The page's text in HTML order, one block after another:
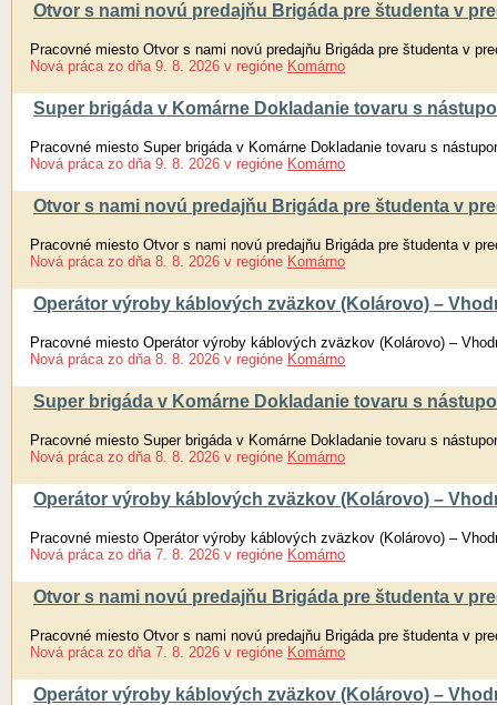
Otvor s nami novú predajňu Brigáda pre študenta v
Pracovné miesto Otvor s nami novú predajňu Brigáda pre študenta v
Nová práca zo dňa 9. 8. 2026 v regióne Komárno
Super brigáda v Komárne Dokladanie tovaru s
Pracovné miesto Super brigáda v Komárne Dokladanie tovaru s
Nová práca zo dňa 9. 8. 2026 v regióne Komárno
Otvor s nami novú predajňu Brigáda pre študenta v
Pracovné miesto Otvor s nami novú predajňu Brigáda pre študenta v
Nová práca zo dňa 8. 8. 2026 v regióne Komárno
Operátor výroby káblových zväzkov (Kolárovo) –
Pracovné miesto Operátor výroby káblových zväzkov (Kolárovo) –
Nová práca zo dňa 8. 8. 2026 v regióne Komárno
Super brigáda v Komárne Dokladanie tovaru s
Pracovné miesto Super brigáda v Komárne Dokladanie tovaru s
Nová práca zo dňa 8. 8. 2026 v regióne Komárno
Operátor výroby káblových zväzkov (Kolárovo) –
Pracovné miesto Operátor výroby káblových zväzkov (Kolárovo) –
Nová práca zo dňa 7. 8. 2026 v regióne Komárno
Otvor s nami novú predajňu Brigáda pre študenta v
Pracovné miesto Otvor s nami novú predajňu Brigáda pre študenta v
Nová práca zo dňa 7. 8. 2026 v regióne Komárno
Operátor výroby káblových zväzkov (Kolárovo) –